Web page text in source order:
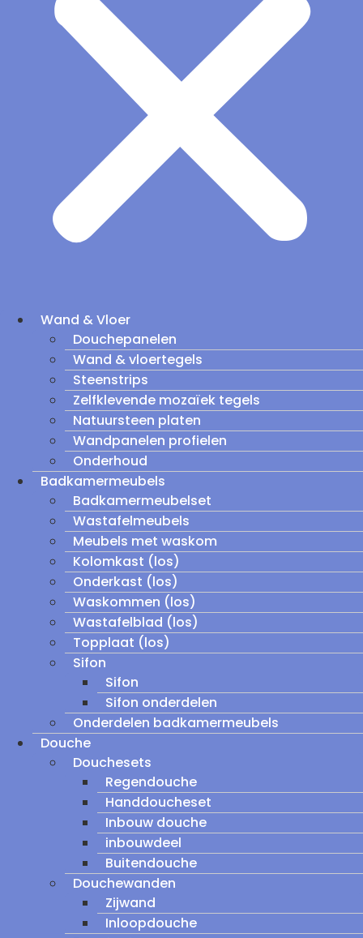
Wand & Vloer
Douchepanelen
Wand & vloertegels
Steenstrips
Zelfklevende mozaïek tegels
Natuursteen platen
Wandpanelen profielen
Onderhoud
Badkamermeubels
Badkamermeubelset
Wastafelmeubels
Meubels met waskom
Kolomkast (los)
Onderkast (los)
Waskommen (los)
Wastafelblad (los)
Topplaat (los)
Sifon
Sifon
Sifon onderdelen
Onderdelen badkamermeubels
Douche
Douchesets
Regendouche
Handdoucheset
Inbouw douche
inbouwdeel
Buitendouche
Douchewanden
Zijwand
Inloopdouche